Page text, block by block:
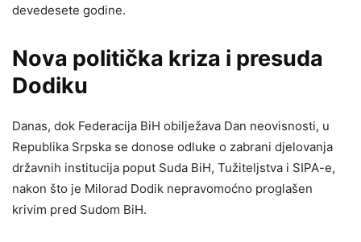
devedesete godine.
Nova politička kriza i presuda
Dodiku
Danas, dok Federacija BiH obilježava Dan neovisnosti, u
Republika Srpska se donose odluke o zabrani djelovanja
državnih institucija poput Suda BiH, Tužiteljstva i SIPA-e,
nakon što je Milorad Dodik nepravomoćno proglašen
krivim pred Sudom BiH.